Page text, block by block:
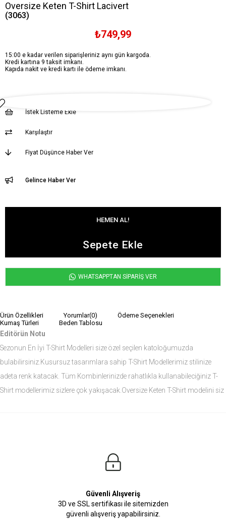
Oversize Keten T-Shirt Lacivert
(3063)
₺749,99
15:00 e kadar verilen siparişleriniz aynı gün kargoda.
Kredi kartına 9 taksit imkanı.
Kapıda nakit ve kredi kartı ile ödeme imkanı.
İstek Listeme Ekle
Karşılaştır
Fiyat Düşünce Haber Ver
Gelince Haber Ver
WHATSAPPTAN SİPARİŞ VER
Ürün Özellikleri Yorumlar(0)
Ödeme Seçenekleri
Kumaş Türleri
Beden Tablosu
Editörün Notu
Sezonun En İyi T-Shirt Modelleri size özel seçilen katoloğumuzda
bulabilirsiniz.Kusursuz tasarımlara sahip T-Shirt Modellerimiz stilinize
adeta renk katacak. Tüm Kombinlerinizde rahatlıkla kullanabileciğiniz T-
Shirt modellerimiz sizlere çok yakışacak.Oversize Keten T-Shirt modelini siz
Güvenli Alışveriş
3D ve SSL sertifikası ile sitemizden
güvenli alışveriş yapabilirsiniz.